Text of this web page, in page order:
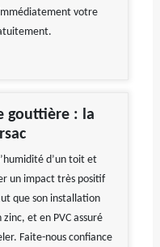
votre
gouttière : la
d’un toit et
un impact très positif
que son installation
et en PVC assuré
Faite-nous confiance